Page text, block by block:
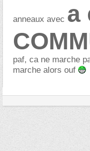
anneaux avec a
paf, ca ne marche
marche alors ouf